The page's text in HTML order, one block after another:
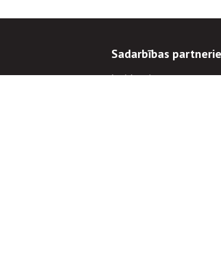
Sadarbības
Iepirkumi